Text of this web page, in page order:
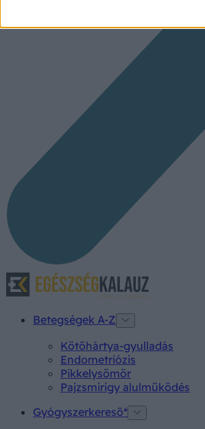
Betegségek A-Z
Kötőhártya-gyulladás
Endometriózis
Pikkelysömör
Pajzsmirigy alulműködés
Gyógyszerkereső*